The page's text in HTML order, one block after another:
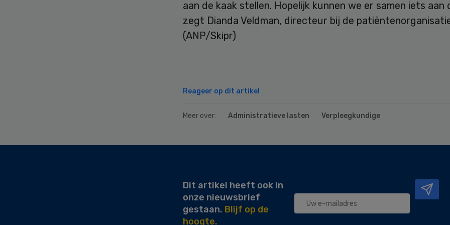
aan de kaak stellen. Hopelijk kunnen we er samen iets aan
zegt Dianda Veldman, directeur bij de
(ANP/Skipr)
Reageer op dit artikel
Meer over: Administratieve lasten Verpleegkundige
Secondary
Dit artikel heeft ook in
onze nieuwsbrief
gestaan. Blijf op de
hoogte.